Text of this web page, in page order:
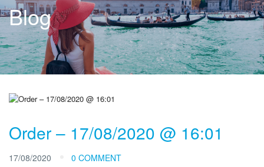
Blog
Order – 17/08/2020 @ 16:01
17/08/2020 0 COMMENT